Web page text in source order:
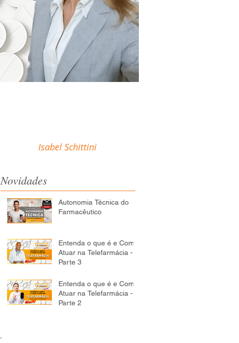
Isabel Schittini
Novidades
Autonomia Técnica do
Farmacêutico
Entenda o que é e Como
Atuar na Telefarmácia -
Parte 3
Entenda o que é e Como
Atuar na Telefarmácia -
Parte 2